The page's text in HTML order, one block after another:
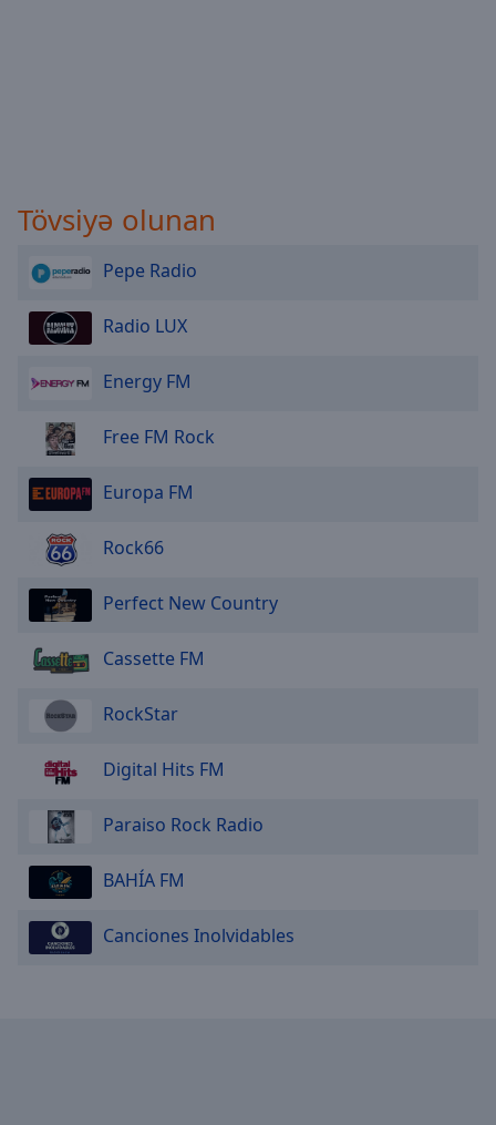
Tövsiyə olunan
Pepe Radio
Radio LUX
Energy FM
Free FM Rock
Europa FM
Rock66
Perfect New Country
Cassette FM
RockStar
Digital Hits FM
Paraiso Rock Radio
BAHÍA FM
Canciones Inolvidables